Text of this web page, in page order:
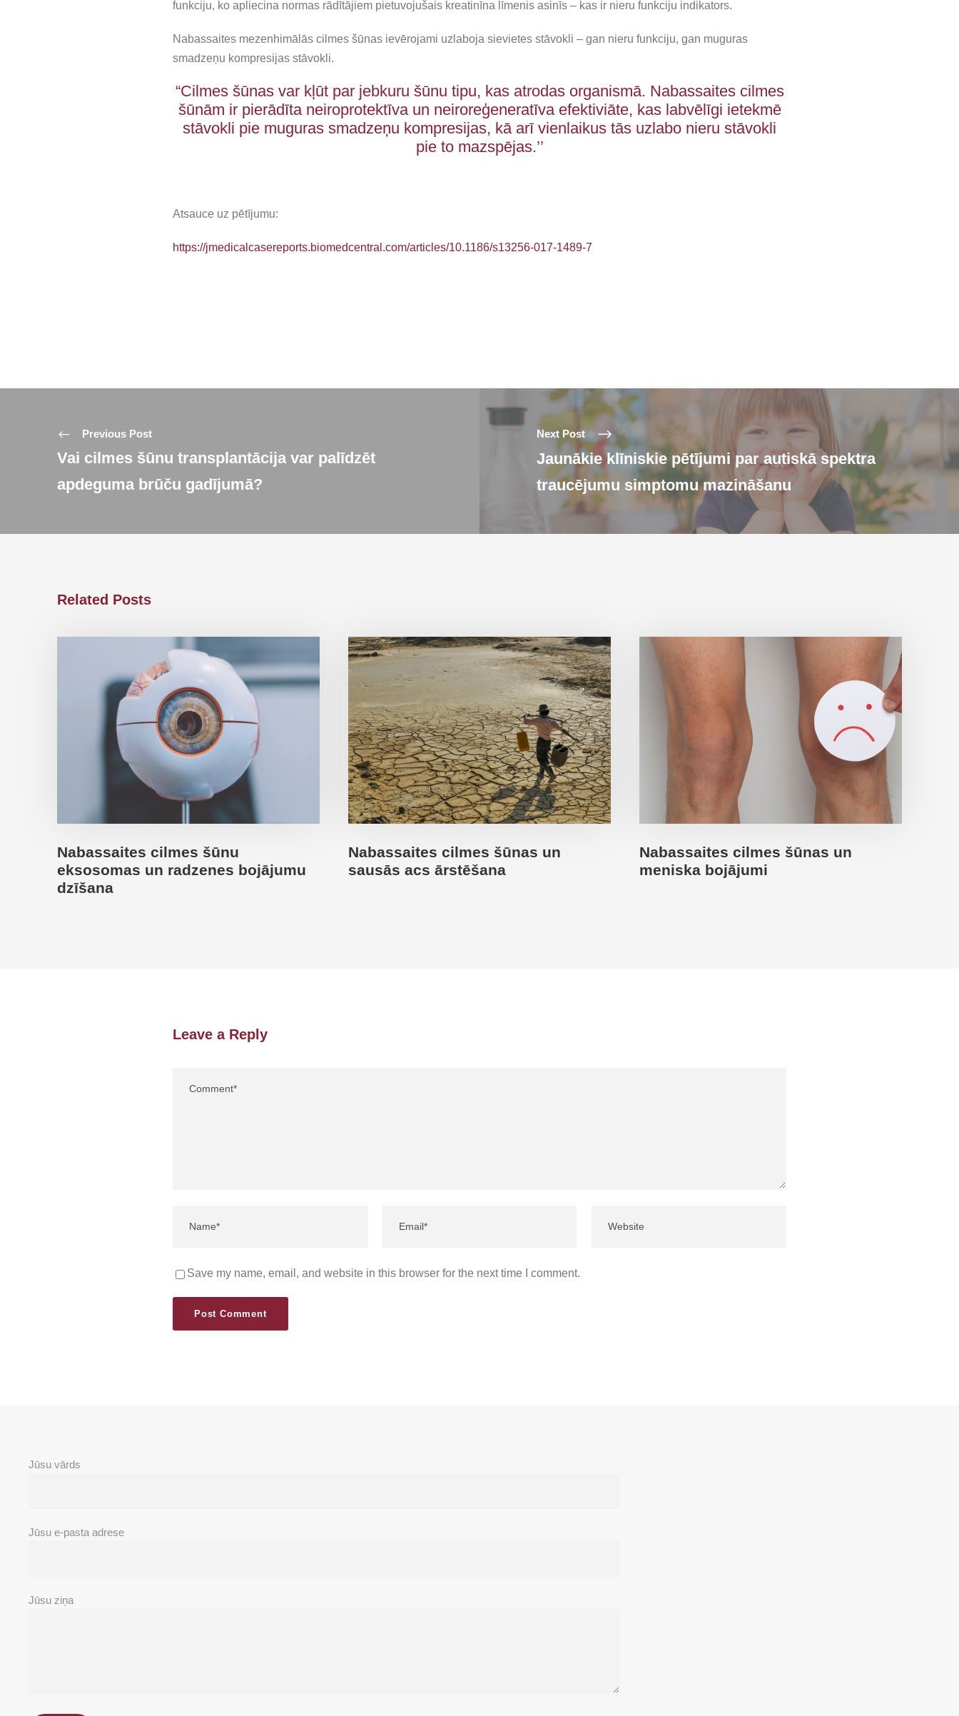
funkciju, ko apliecina normas rādītājiem pietuvojušais kreatinīna līmenis asinīs – kas ir nieru funkciju indikators.
Nabassaites mezenhimālās cilmes šūnas ievērojami uzlaboja sievietes stāvokli – gan nieru funkciju, gan muguras
smadzeņu kompresijas stāvokli.
“Cilmes šūnas var kļūt par jebkuru šūnu tipu, kas atrodas organismā. Nabassaites cilmes
šūnām ir pierādīta neiroprotektīva un neiroreģeneratīva efektiviāte, kas labvēlīgi ietekmē
stāvokli pie muguras smadzeņu kompresijas, kā arī vienlaikus tās uzlabo nieru stāvokli
pie to mazspējas.’’
Atsauce uz pētījumu:
https://jmedicalcasereports.biomedcentral.com/articles/10.1186/s13256-017-1489-7
Previous Post
Vai cilmes šūnu transplantācija var palīdzēt
apdeguma brūču gadījumā?
Next Post
Jaunākie klīniskie pētījumi par autiskā spektra
traucējumu simptomu mazināšanu
Related Posts
Nabassaites cilmes šūnu
eksosomas un radzenes bojājumu
dzīšana
Nabassaites cilmes šūnas un
sausās acs ārstēšana
Nabassaites cilmes šūnas un
meniska bojājumi
Leave a Reply
Save my name, email, and website in this browser for the next time I comment.
Jūsu vārds
Jūsu e-pasta adrese
Jūsu ziņa